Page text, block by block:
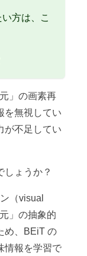
方は、こ
」の画素再
を無視してい
が不足してい
しょうか？
（visual
」の抽象的
め、BEiT の
情報を学習で